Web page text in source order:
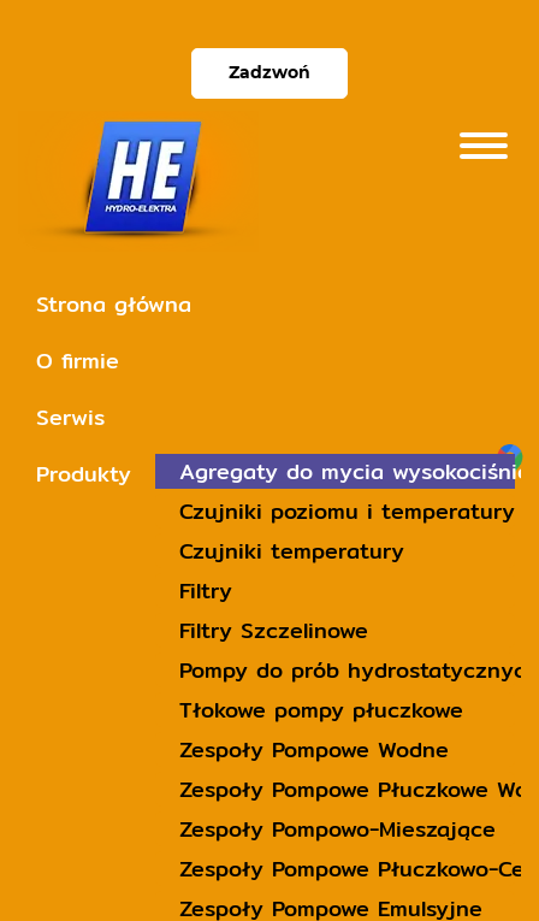
Zadzwoń
Strona główna
O firmie
Serwis
Produkty
Agregaty do mycia
Czujniki poziomu i temperatury
Czujniki temperatury
Filtry
Filtry Szczelinowe
Pompy do prób
Tłokowe pompy płuczkowe
Zespoły Pompowe Wodne
Zespoły Pompowe Płuczkowe
Zespoły Pompowo-Mieszające
Zespoły Pompowe Płuczkowo-
Zespoły Pompowe Emulsyjne